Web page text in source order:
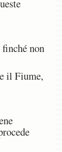
non
il Fiume,